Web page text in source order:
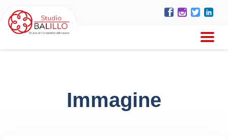
Immagine